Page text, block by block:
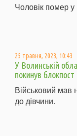
Чоловік помер у
25 травня, 2023, 10:43
У Волинській
покинув блокпост
Військовий мав
до дівчини.